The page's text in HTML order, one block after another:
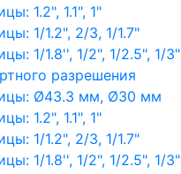
1.2", 1.1", 1"
1/1.2", 2/3, 1/1.7"
1/1.8'', 1/2", 1/2.5", 1/3"
разрешения
Ø43.3 мм, Ø30 мм
1.2", 1.1", 1"
1/1.2", 2/3, 1/1.7"
1/1.8'', 1/2", 1/2.5", 1/3"